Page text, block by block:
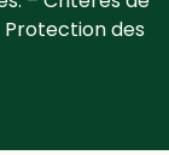
Protection des